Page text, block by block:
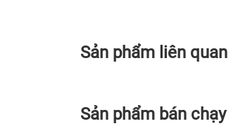
Sản phẩm liên quan
Sản phẩm bán chạy